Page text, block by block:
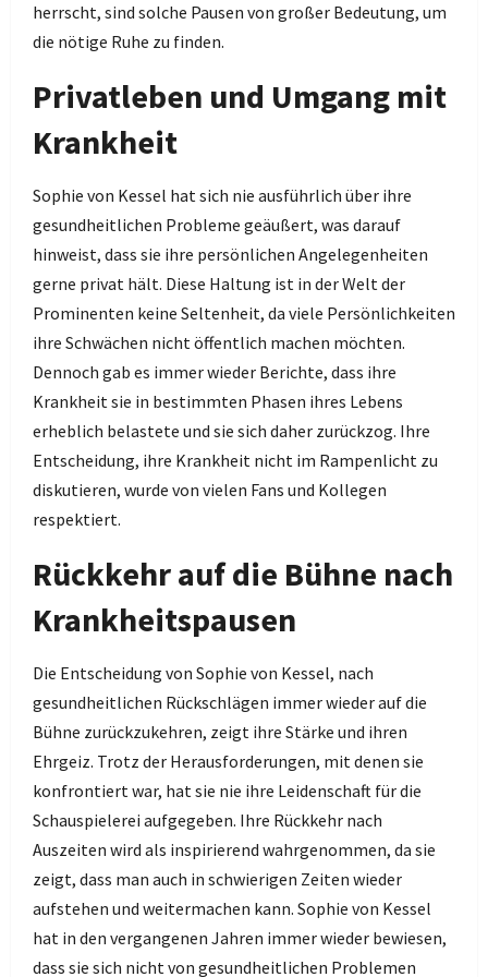
herrscht, sind solche Pausen von großer Bedeutung, um
die nötige Ruhe zu finden.
Privatleben und Umgang mit
Krankheit
Sophie von Kessel hat sich nie ausführlich über ihre
gesundheitlichen Probleme geäußert, was darauf
hinweist, dass sie ihre persönlichen Angelegenheiten
gerne privat hält. Diese Haltung ist in der Welt der
Prominenten keine Seltenheit, da viele Persönlichkeiten
ihre Schwächen nicht öffentlich machen möchten.
Dennoch gab es immer wieder Berichte, dass ihre
Krankheit sie in bestimmten Phasen ihres Lebens
erheblich belastete und sie sich daher zurückzog. Ihre
Entscheidung, ihre Krankheit nicht im Rampenlicht zu
diskutieren, wurde von vielen Fans und Kollegen
respektiert.
Rückkehr auf die Bühne nach
Krankheitspausen
Die Entscheidung von Sophie von Kessel, nach
gesundheitlichen Rückschlägen immer wieder auf die
Bühne zurückzukehren, zeigt ihre Stärke und ihren
Ehrgeiz. Trotz der Herausforderungen, mit denen sie
konfrontiert war, hat sie nie ihre Leidenschaft für die
Schauspielerei aufgegeben. Ihre Rückkehr nach
Auszeiten wird als inspirierend wahrgenommen, da sie
zeigt, dass man auch in schwierigen Zeiten wieder
aufstehen und weitermachen kann. Sophie von Kessel
hat in den vergangenen Jahren immer wieder bewiesen,
dass sie sich nicht von gesundheitlichen Problemen